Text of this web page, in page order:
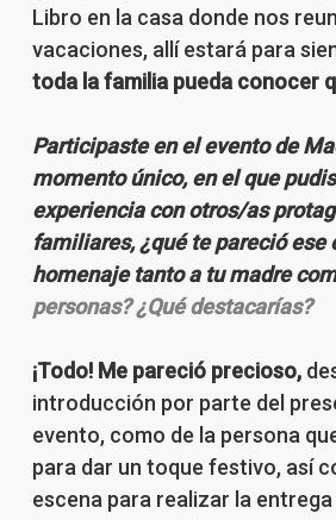
Libro en la casa donde nos
vacaciones, allí estará para
toda la familia pueda conocer
Participaste en el evento de
momento único, en el que
experiencia con otros/as
familiares, ¿qué te pareció ese
homenaje tanto a tu madre
personas? ¿Qué destacarías?
¡Todo! Me pareció precioso,
introducción por parte del
evento, como de la persona
para dar un toque festivo, así
escena para realizar la